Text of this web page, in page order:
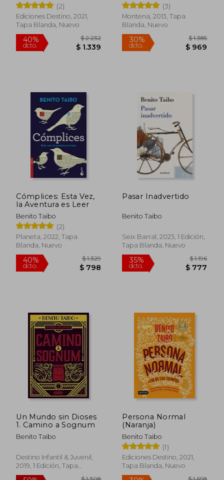
(2)
Ediciones Destino, 2021,
Tapa Blanda, Nuevo
dcto. $ 1.339
(3)
Montena, 2013, Tapa
Blanda, Nuevo
dcto.
Cómplices: Esta Vez,
la Aventura es Leer
Benito Taibo
(2)
Planeta, 2022, Tapa
Blanda, Nuevo
Pasar Inadvertido
Benito Taibo
Seix Barral, 2023, 1 Edición,
Tapa Blanda, Nuevo
Un Mundo sin Dioses
1. Camino a Sognum
Benito Taibo
Destino Infantil & Juvenil,
2019, 1 Edición, Tapa
Blanda, Nuevo
Persona Normal
(Naranja)
Benito Taibo
(1)
Ediciones Destino, 2021,
Tapa Blanda, Nuevo